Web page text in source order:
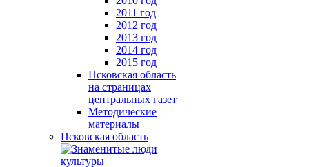
2011 год
2012 год
2013 год
2014 год
2015 год
Псковская область
на страницах
центральных газет
Методические
материалы
Псковская область